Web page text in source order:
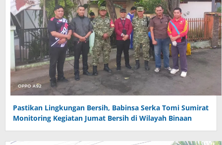
Pastikan Lingkungan Bersih, Babinsa Serka Tomi Sumirat
Monitoring Kegiatan Jumat Bersih di Wilayah Binaan